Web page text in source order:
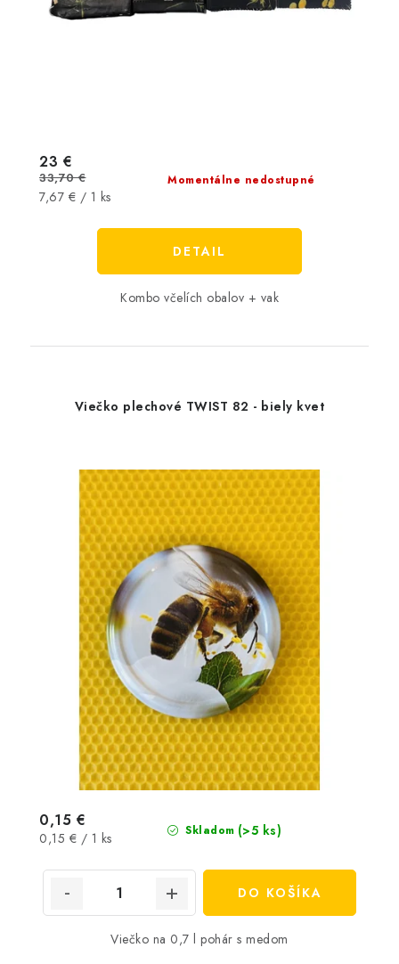
Momentálne nedostupné
23 €
33,70 €
Jednotková
7,67 € / 1 ks
DETAIL
Kombo včelích obalov + vak
Viečko plechové TWIST 82 - biely kvet
Skladom (>5 ks)
0,15 €
Jednotková
0,15 € / 1 ks
DO KOŠÍKA
Viečko na 0,7 l pohár s medom